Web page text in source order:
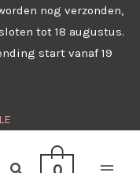
nog verzonden,
tot 18 augustus.
start vanaf 19
Zoeken